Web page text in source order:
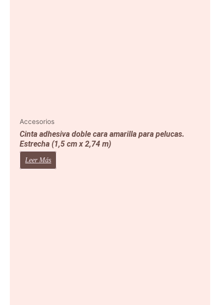
Accesorios
Cinta adhesiva doble cara amarilla para pelucas.
Estrecha (1,5 cm x 2,74 m)
Leer Más